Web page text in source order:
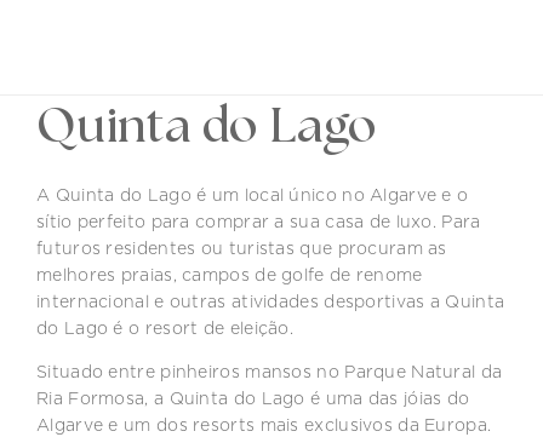
Quinta do Lago
A Quinta do Lago é um local único no Algarve e o
sítio perfeito para comprar a sua casa de luxo. Para
futuros residentes ou turistas que procuram as
melhores praias, campos de golfe de renome
internacional e outras atividades desportivas a Quinta
do Lago é o resort de eleição.
Situado entre pinheiros mansos no Parque Natural da
Ria Formosa, a Quinta do Lago é uma das jóias do
Algarve e um dos resorts mais exclusivos da Europa.